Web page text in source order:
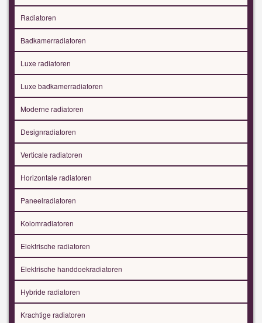
Radiatoren
Badkamerradiatoren
Luxe radiatoren
Luxe badkamerradiatoren
Moderne radiatoren
Designradiatoren
Verticale radiatoren
Horizontale radiatoren
Paneelradiatoren
Kolomradiatoren
Elektrische radiatoren
Elektrische handdoekradiatoren
Hybride radiatoren
Krachtige radiatoren